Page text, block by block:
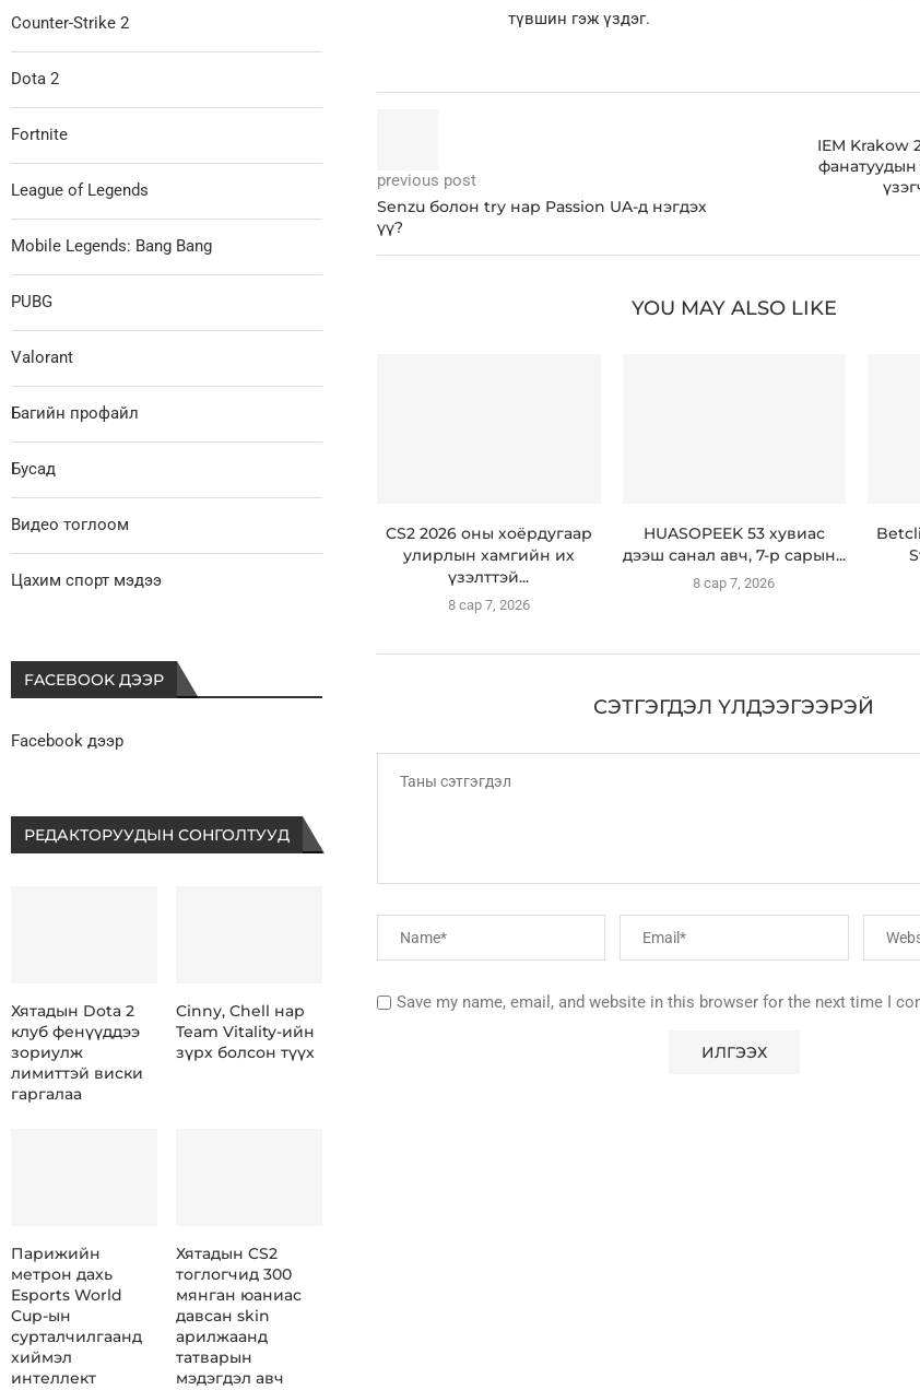
түвшин гэж үздэг.
previous post
Senzu болон try нар Passion UA-д нэгдэх
үү?
IEM Krakow
YOU MAY ALSO LIKE
CS2 2026 оны хоёрдугаар
улирлын хамгийн их
үзэлттэй...
8 сар 7, 2026
HUASOPEEK 53 хувиас
дээш санал авч, 7-р сарын...
8 сар 7, 2026
СЭТГЭГДЭЛ ҮЛДЭЭГЭЭРЭЙ
Save my name, email, and website in this browser for the next time I
Counter-Strike 2
Dota 2
Fortnite
League of Legends
Mobile Legends: Bang Bang
PUBG
Valorant
Багийн профайл
Бусад
Видео тоглоом
Цахим спорт мэдээ
FACEBOOK ДЭЭР
Facebook дээр
РЕДАКТОРУУДЫН СОНГОЛТУУД
Хятадын Dota 2
клуб фенүүддээ
зориулж
лимиттэй виски
гаргалаа
Cinny, Chell нар
Team Vitality-ийн
зүрх болсон түүх
Парижийн
метрон дахь
Esports World
Cup-ын
сурталчилгаанд
хиймэл
интеллект
Хятадын CS2
тоглогчид 300
мянган юаниас
давсан skin
арилжаанд
татварын
мэдэгдэл авч